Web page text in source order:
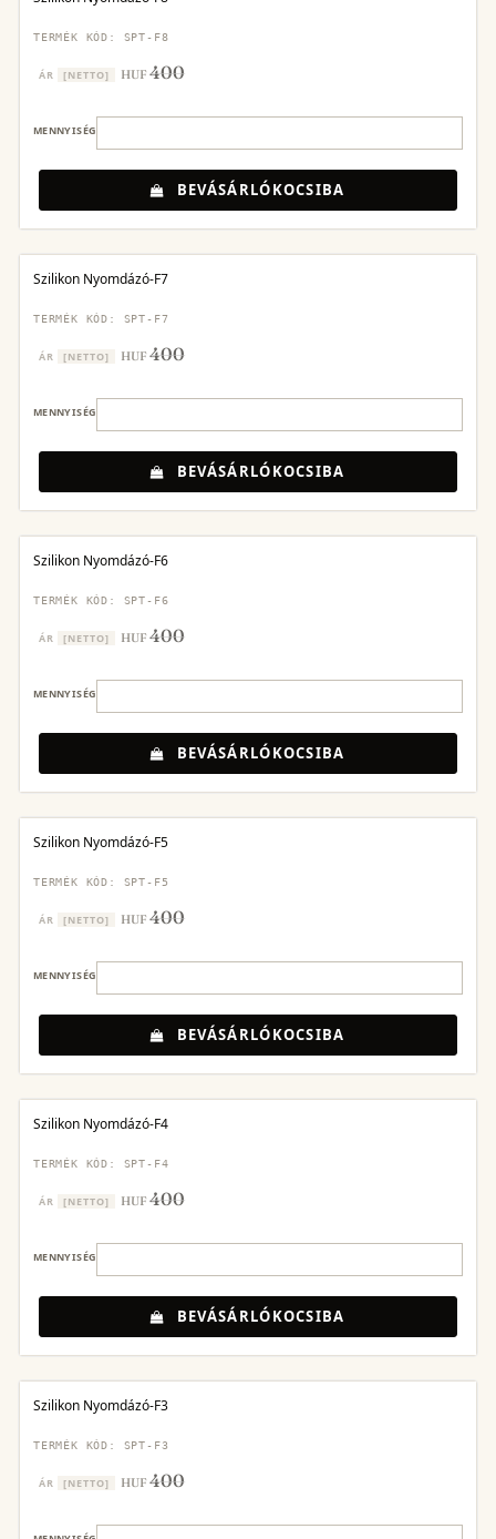
TERMÉK KÓD: SPT-F8
ÁR [NETTO] HUF400
MENNYISÉG
BEVÁSÁRLÓKOCSIBA
Szilikon Nyomdázó-F7
TERMÉK KÓD: SPT-F7
ÁR [NETTO] HUF400
MENNYISÉG
BEVÁSÁRLÓKOCSIBA
Szilikon Nyomdázó-F6
TERMÉK KÓD: SPT-F6
ÁR [NETTO] HUF400
MENNYISÉG
BEVÁSÁRLÓKOCSIBA
Szilikon Nyomdázó-F5
TERMÉK KÓD: SPT-F5
ÁR [NETTO] HUF400
MENNYISÉG
BEVÁSÁRLÓKOCSIBA
Szilikon Nyomdázó-F4
TERMÉK KÓD: SPT-F4
ÁR [NETTO] HUF400
MENNYISÉG
BEVÁSÁRLÓKOCSIBA
Szilikon Nyomdázó-F3
TERMÉK KÓD: SPT-F3
ÁR [NETTO] HUF400